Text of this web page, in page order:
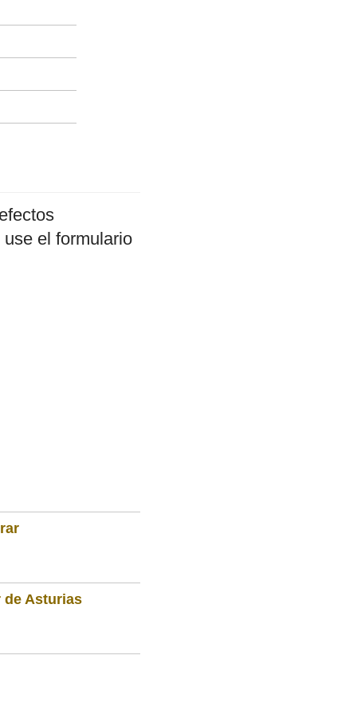
el formulario
de Asturias